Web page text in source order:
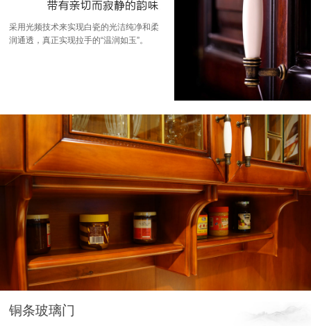
典藏系列
配套产品
家装美图
服务
合作
关于
关于我们
发展历程
荣誉资质
生产基地
社会责任
新闻资讯
联系
采用光频技术来实现白瓷的光洁纯净和柔
润通透，真正实现拉手的“温润如玉”。
铜条玻璃门